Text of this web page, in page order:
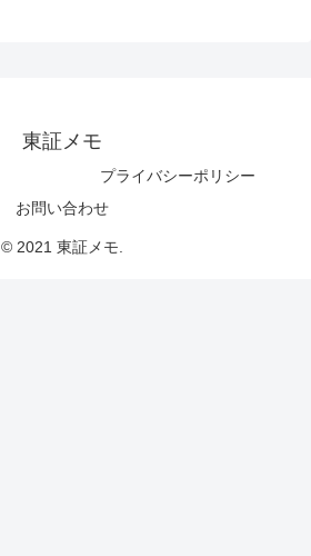
東証メモ
プライバシーポリシー
お問い合わせ
© 2021 東証メモ.